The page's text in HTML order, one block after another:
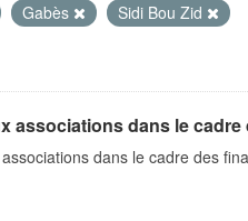
Gabès
Sidi Bou Zid
associations dans le
dans le cadre des